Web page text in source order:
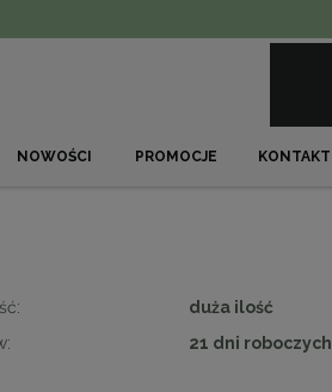
NOWOŚCI PROMOCJE KONTAKT
duża ilość
21 dni roboczych